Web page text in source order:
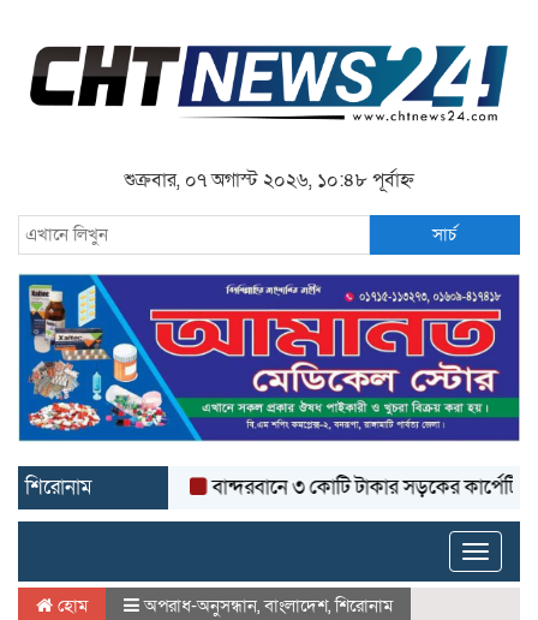
শুক্রবার, ০৭ অগাস্ট ২০২৬, ১০:৪৮ পূর্বাহ্ন
সার্চ
শিরোনাম বান্দরবানে ৩ কোটি টাকার সড়কের কার্পেটিং উঠে
Toggle
হোম অপরাধ-অনুসন্ধান,বাংলাদেশ,শিরোনাম